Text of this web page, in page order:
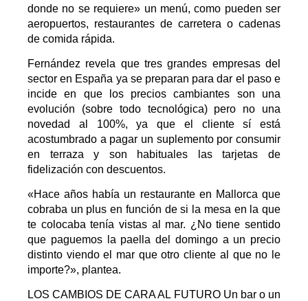
donde no se requiere» un menú, como pueden ser
aeropuertos, restaurantes de carretera o cadenas
de comida rápida.
Fernández revela que tres grandes empresas del
sector en España ya se preparan para dar el paso e
incide en que los precios cambiantes son una
evolución (sobre todo tecnológica) pero no una
novedad al 100%, ya que el cliente sí está
acostumbrado a pagar un suplemento por consumir
en terraza y son habituales las tarjetas de
fidelización con descuentos.
«Hace años había un restaurante en Mallorca que
cobraba un plus en función de si la mesa en la que
te colocaba tenía vistas al mar. ¿No tiene sentido
que paguemos la paella del domingo a un precio
distinto viendo el mar que otro cliente al que no le
importe?», plantea.
LOS CAMBIOS DE CARA AL FUTURO Un bar o un